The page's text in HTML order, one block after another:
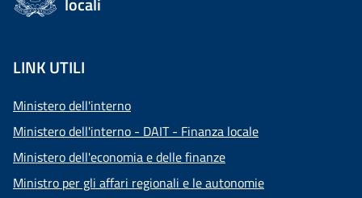
LINK UTILI
Ministero dell'interno
Ministero dell'interno - DAIT - Finanza locale
Ministero dell'economia e delle finanze
Ministro per gli affari regionali e le autonomie